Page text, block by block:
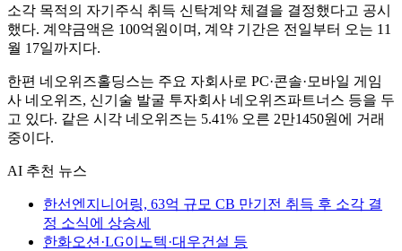
소각 목적의 자기주식 취득 신탁계약 체결을 결정했다고 공시
했다. 계약금액은 100억원이며, 계약 기간은 전일부터 오는 11
월 17일까지다.
한편 네오위즈홀딩스는 주요 자회사로 PC·콘솔·모바일 게임
사 네오위즈, 신기술 발굴 투자회사 네오위즈파트너스 등을 두
고 있다. 같은 시각 네오위즈는 5.41% 오른 2만1450원에 거래
중이다.
AI 추천 뉴스
한선엔지니어링, 63억 규모 CB 만기전 취득 후 소각 결
정 소식에 상승세
한화오션·LG이노텍·대우건설 등